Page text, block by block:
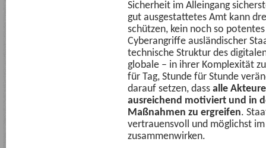
Sicherheit im Alleingang
gut ausgestattetes Amt kann
schützen, kein noch so
Cyberangriffe ausländischer
technische Struktur des
globale – in ihrer Komplexität
für Tag, Stunde für Stunde
darauf setzen, dass alle
ausreichend motiviert und in
Maßnahmen zu ergreifen.
vertrauensvoll und möglichst
zusammenwirken.